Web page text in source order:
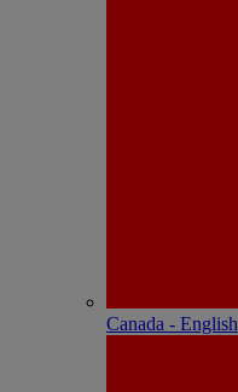
Canada - English